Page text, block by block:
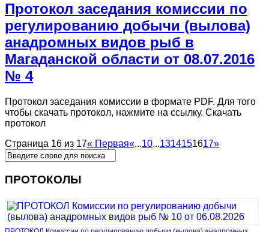
Протокол заседания комиссии по
регулированию добычи (вылова)
анадромных видов рыб в
Магаданской области от 08.07.2016
№ 4
Протокол заседания комиссии в формате PDF. Для того
чтобы скачать протокол, нажмите на ссылку. Скачать
протокол
Страница 16 из 17« Первая«...10...1314151617»
ПРОТОКОЛЫ